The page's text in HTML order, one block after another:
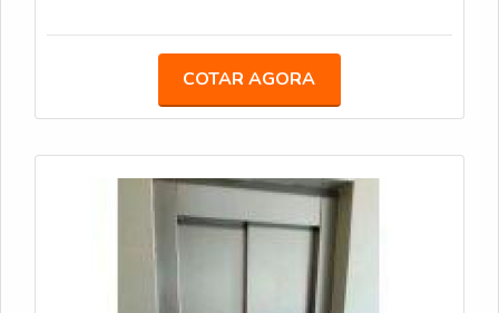
COTAR AGORA